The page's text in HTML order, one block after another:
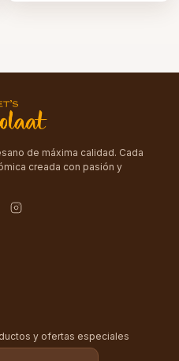
de máxima calidad. Cada
creada con pasión y
y ofertas especiales